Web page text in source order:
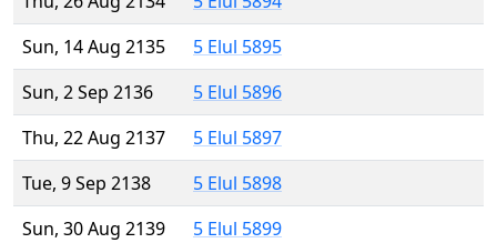
Sun, 14 Aug 2135
5 Elul 5895
Sun, 2 Sep 2136
5 Elul 5896
Thu, 22 Aug 2137
5 Elul 5897
Tue, 9 Sep 2138
5 Elul 5898
Sun, 30 Aug 2139
5 Elul 5899